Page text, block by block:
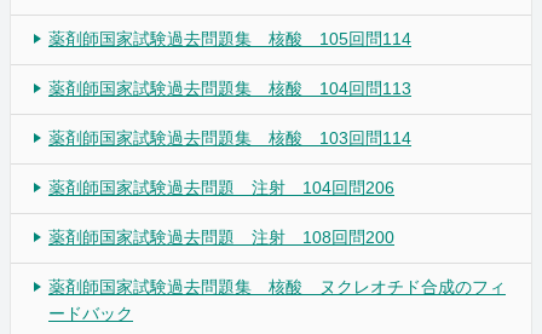
薬剤師国家試験過去問題集 核酸 105回問114
薬剤師国家試験過去問題集 核酸 104回問113
薬剤師国家試験過去問題集 核酸 103回問114
薬剤師国家試験過去問題 注射 104回問206
薬剤師国家試験過去問題 注射 108回問200
薬剤師国家試験過去問題集 核酸 ヌクレオチド合成のフィ
ードバック